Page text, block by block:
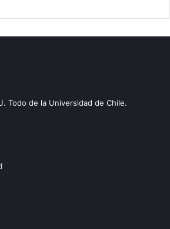
Todo de la Universidad de Chile.